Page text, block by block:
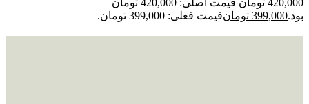
بود.399,000 تومانقیمت فعلی: 399,000 تومان.